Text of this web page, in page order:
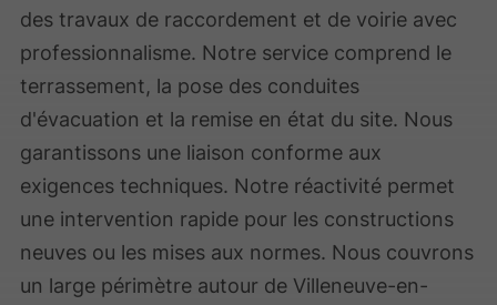
des travaux de raccordement et de voirie avec
professionnalisme. Notre service comprend le
terrassement, la pose des conduites
d'évacuation et la remise en état du site. Nous
garantissons une liaison conforme aux
exigences techniques. Notre réactivité permet
une intervention rapide pour les constructions
neuves ou les mises aux normes. Nous couvrons
un large périmètre autour de Villeneuve-en-